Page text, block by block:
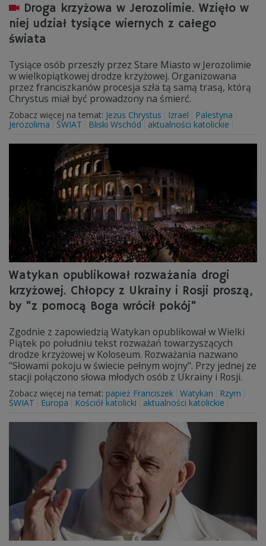
Droga krzyżowa w Jerozolimie. Wzięło w
niej udział tysiące wiernych z całego
świata
Tysiące osób przeszły przez Stare Miasto w Jerozolimie
w wielkopiątkowej drodze krzyżowej. Organizowana
przez franciszkanów procesja szła tą samą trasą, którą
Chrystus miał być prowadzony na śmierć.
Zobacz więcej na temat: Jezus Chrystus Izrael
Palestyna
Jerozolima
ŚWIAT Bliski Wschód aktualności katolickie
Watykan opublikował rozważania drogi
krzyżowej. Chłopcy z Ukrainy i Rosji proszą,
by "z pomocą Boga wrócił pokój"
Zgodnie z zapowiedzią Watykan opublikował w Wielki
Piątek po południu tekst rozważań towarzyszących
drodze krzyżowej w Koloseum. Rozważania nazwano
"Słowami pokoju w świecie pełnym wojny". Przy jednej ze
stacji połączono słowa młodych osób z Ukrainy i Rosji.
Zobacz więcej na temat: papież Franciszek Watykan
Rzym
ŚWIAT
Europa Kościół katolicki aktualności katolickie